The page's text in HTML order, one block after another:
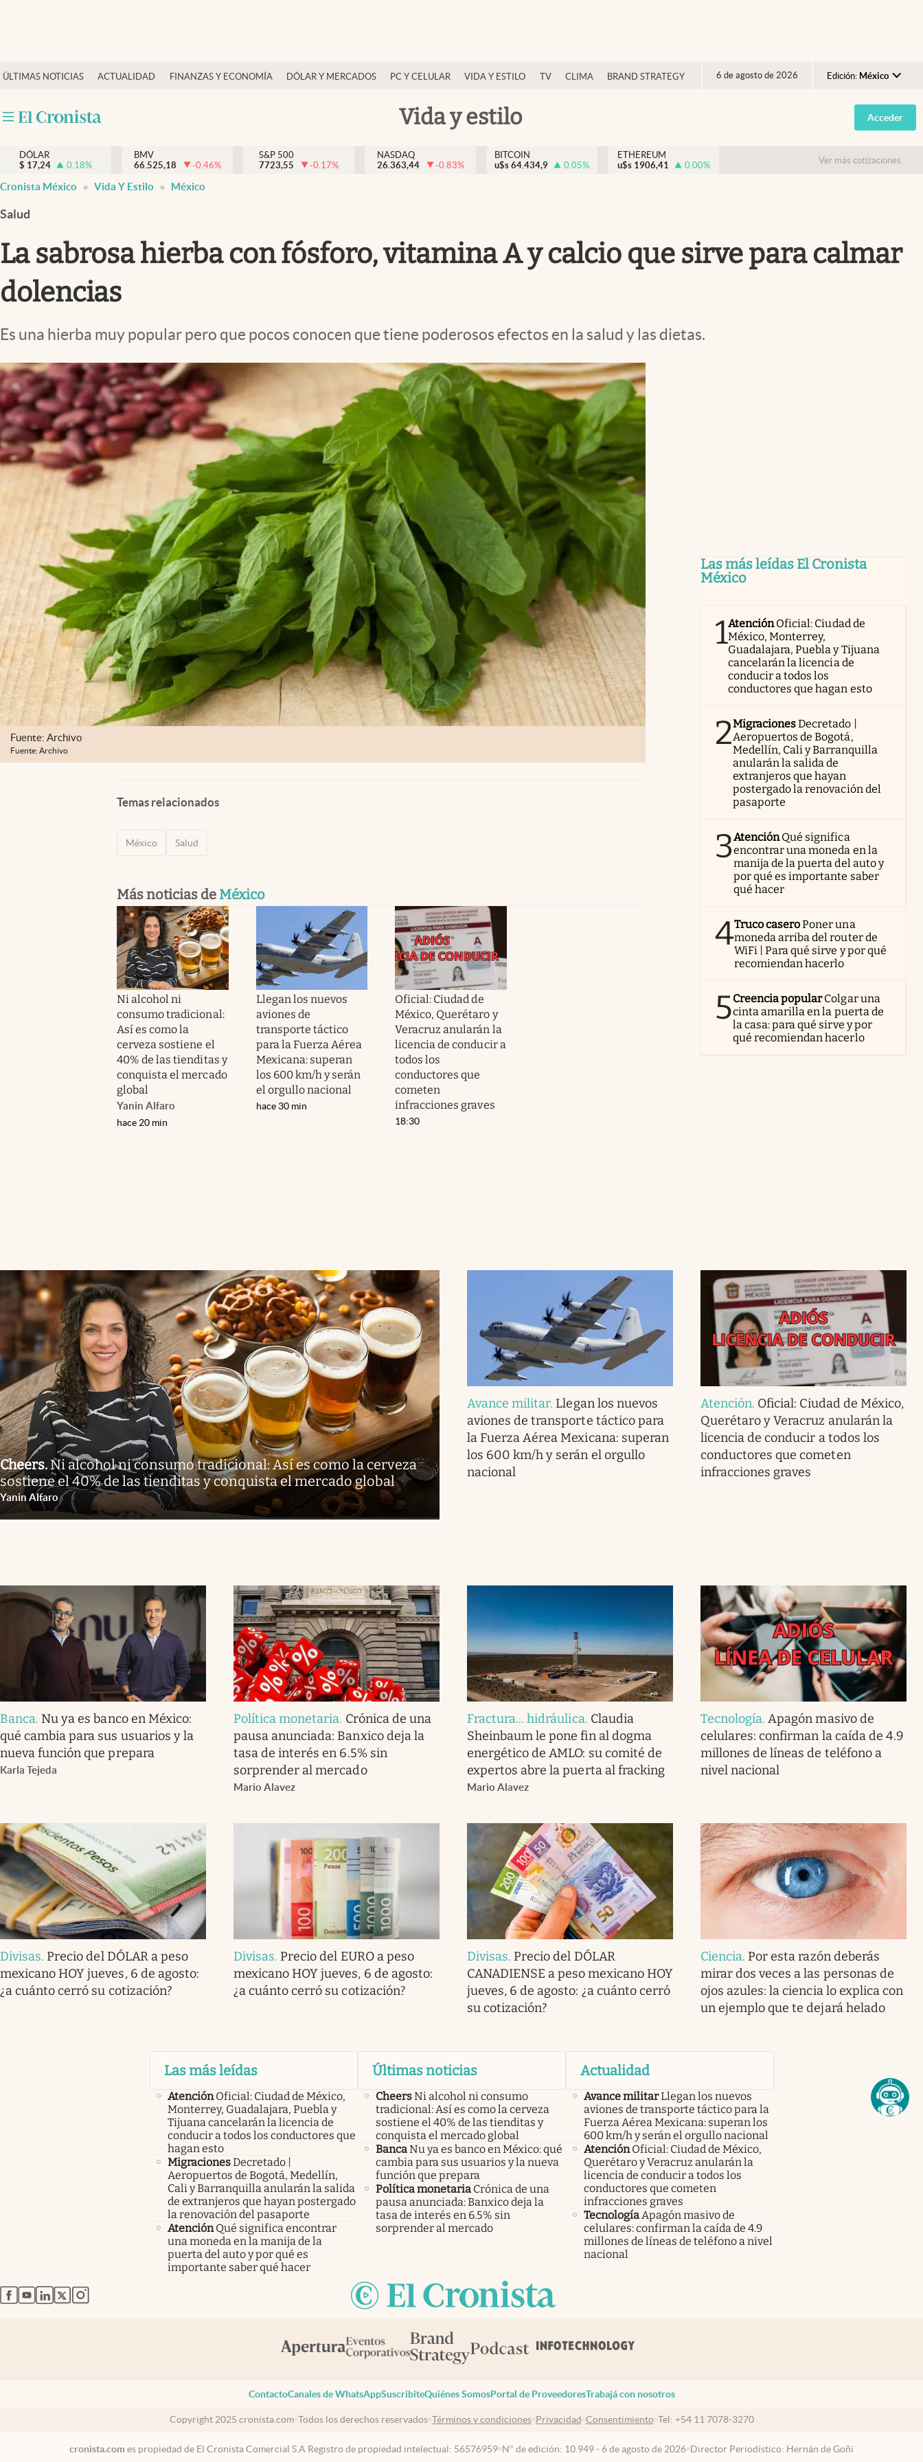
ÚLTIMAS NOTICIAS ACTUALIDAD FINANZAS Y ECONOMÍA DÓLAR Y MERCADOS PC Y CELULAR VIDA Y ESTILO TV CLIMA BRAND STRATEGY 6 de agosto de 2026 Edición: México
Argentina
España
USA
Vida y estilo
Actualidad
Internacionales
Opinión
Brand Strategy
Vida y estilo
Tv
Espiritualidad
Mediakit
abre en nueva pestaña
Acceder
DÓLAR
$ 17,24 0.18%
BMV
66.525,18
-0.46%
S&P 500
7723,55
-0.17%
NASDAQ
26.363,44
-0.83%
BITCOIN
u$s 64.434,9 0.05%
ETHEREUM
u$s 1906,41 0.00% Ver más cotizaciones
Cronista México Vida Y Estilo México
Salud
La sabrosa hierba con fósforo, vitamina A y calcio que sirve para calmar
dolencias
Es una hierba muy popular pero que pocos conocen que tiene poderosos efectos en la salud y las dietas.
Fuente: Archivo
Fuente: Archivo
Temas relacionados
México Salud
Más noticias de México
Ni alcohol ni
consumo tradicional:
Así es como la
cerveza sostiene el
40% de las tienditas y
conquista el mercado
global
Yanin Alfaro
hace 20 min
Llegan los nuevos
aviones de
transporte táctico
para la Fuerza Aérea
Mexicana: superan
los 600 km/h y serán
el orgullo nacional
hace 30 min
Oficial: Ciudad de
México, Querétaro y
Veracruz anularán la
licencia de conducir a
todos los
conductores que
cometen
infracciones graves
18:30
Las más leídas El Cronista
México
1AtenciónOficial: Ciudad de
México, Monterrey,
Guadalajara, Puebla y Tijuana
cancelarán la licencia de
conducir a todos los
conductores que hagan esto
2MigracionesDecretado |
Aeropuertos de Bogotá,
Medellín, Cali y Barranquilla
anularán la salida de
extranjeros que hayan
postergado la renovación del
pasaporte
3AtenciónQué significa
encontrar una moneda en la
manija de la puerta del auto y
por qué es importante saber
qué hacer
4Truco caseroPoner una
moneda arriba del router de
WiFi | Para qué sirve y por qué
recomiendan hacerlo
5Creencia popularColgar una
cinta amarilla en la puerta de
la casa: para qué sirve y por
qué recomiendan hacerlo
Cheers. Ni alcohol ni consumo tradicional: Así es como la cerveza
sostiene el 40% de las tienditas y conquista el mercado global
Yanin Alfaro
Avance militar. Llegan los nuevos
aviones de transporte táctico para
la Fuerza Aérea Mexicana: superan
los 600 km/h y serán el orgullo
nacional
Atención. Oficial: Ciudad de México,
Querétaro y Veracruz anularán la
licencia de conducir a todos los
conductores que cometen
infracciones graves
Banca. Nu ya es banco en México:
qué cambia para sus usuarios y la
nueva función que prepara
Karla Tejeda
Política monetaria. Crónica de una
pausa anunciada: Banxico deja la
tasa de interés en 6.5% sin
sorprender al mercado
Mario Alavez
Fractura... hidráulica. Claudia
Sheinbaum le pone fin al dogma
energético de AMLO: su comité de
expertos abre la puerta al fracking
Mario Alavez
Tecnología.Apagón masivo de
celulares: confirman la caída de 4.9
millones de líneas de teléfono a
nivel nacional
Divisas. Precio del DÓLAR a peso
mexicano HOY jueves, 6 de agosto:
¿a cuánto cerró su cotización?
Divisas. Precio del EURO a peso
mexicano HOY jueves, 6 de agosto:
¿a cuánto cerró su cotización?
Divisas. Precio del DÓLAR
CANADIENSE a peso mexicano HOY
jueves, 6 de agosto: ¿a cuánto cerró
su cotización?
Ciencia. Por esta razón deberás
mirar dos veces a las personas de
ojos azules: la ciencia lo explica con
un ejemplo que te dejará helado
Las más leídas
Atención Oficial: Ciudad de México,
Monterrey, Guadalajara, Puebla y
Tijuana cancelarán la licencia de
conducir a todos los conductores que
hagan esto
MigracionesDecretado |
Aeropuertos de Bogotá, Medellín,
Cali y Barranquilla anularán la salida
de extranjeros que hayan postergado
la renovación del pasaporte
Atención Qué significa encontrar
una moneda en la manija de la
puerta del auto y por qué es
importante saber qué hacer
Últimas noticias
CheersNi alcohol ni consumo
tradicional: Así es como la cerveza
sostiene el 40% de las tienditas y
conquista el mercado global
BancaNu ya es banco en México: qué
cambia para sus usuarios y la nueva
función que prepara
Política monetaria Crónica de una
pausa anunciada: Banxico deja la
tasa de interés en 6.5% sin
sorprender al mercado
Actualidad
Avance militarLlegan los nuevos
aviones de transporte táctico para la
Fuerza Aérea Mexicana: superan los
600 km/h y serán el orgullo nacional
Atención Oficial: Ciudad de México,
Querétaro y Veracruz anularán la
licencia de conducir a todos los
conductores que cometen
infracciones graves
Tecnología Apagón masivo de
celulares: confirman la caída de 4.9
millones de líneas de teléfono a nivel
nacional
abre en nueva pestaña
abre en nueva pestaña
abre en nueva pestaña
abre en nueva pestaña
abre en nueva pestaña
ContactoCanales de WhatsAppSuscribiteQuiénes SomosPortal de ProveedoresTrabajá con nosotros
Copyright 2025 cronista.com Todos los derechos reservados Términos y condiciones Privacidad Consentimiento Tel: +54 11 7078-3270
cronista.com es propiedad de El Cronista Comercial S.A Registro de propiedad intelectual: 56576959 N° de edición: 10.949 - 6 de agosto de 2026 Director Periodístico: Hernán de Goñi